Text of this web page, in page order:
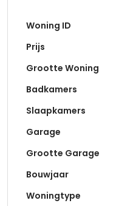
Woning ID
Prijs
Grootte Woning
Badkamers
Slaapkamers
Garage
Grootte Garage
Bouwjaar
Woningtype